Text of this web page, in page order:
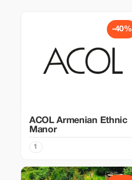
-40%
ACOL Armenian Ethnic
Manor
1